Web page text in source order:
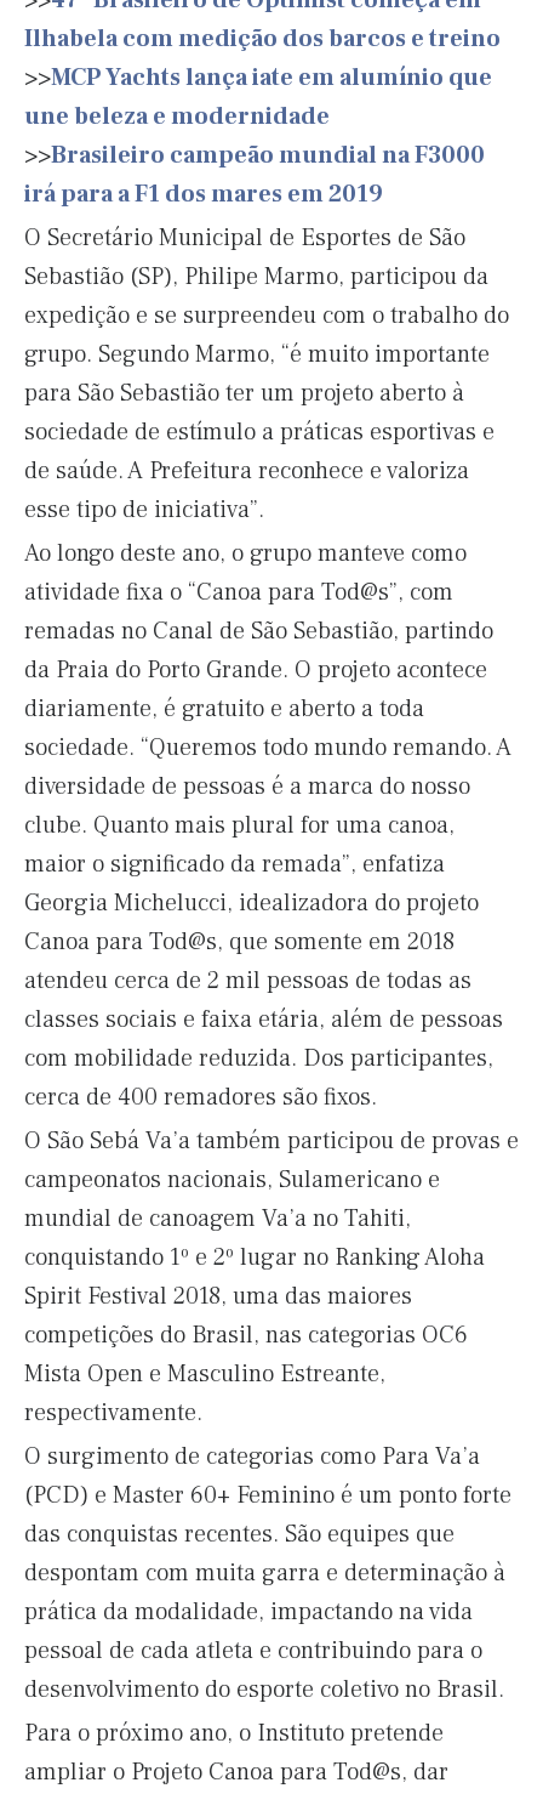
Ilhabela com medição dos barcos e treino
>>MCP Yachts lança iate em alumínio que
une beleza e modernidade
>>Brasileiro campeão mundial na F3000
irá para a F1 dos mares em 2019
O Secretário Municipal de Esportes de São
Sebastião (SP), Philipe Marmo, participou da
expedição e se surpreendeu com o trabalho do
grupo. Segundo Marmo, “é muito importante
para São Sebastião ter um projeto aberto à
sociedade de estímulo a práticas esportivas e
de saúde. A Prefeitura reconhece e valoriza
esse tipo de iniciativa”.
Ao longo deste ano, o grupo manteve como
atividade fixa o “Canoa para Tod@s”, com
remadas no Canal de São Sebastião, partindo
da Praia do Porto Grande. O projeto acontece
diariamente, é gratuito e aberto a toda
sociedade. “Queremos todo mundo remando. A
diversidade de pessoas é a marca do nosso
clube. Quanto mais plural for uma canoa,
maior o significado da remada”, enfatiza
Georgia Michelucci, idealizadora do projeto
Canoa para Tod@s, que somente em 2018
atendeu cerca de 2 mil pessoas de todas as
classes sociais e faixa etária, além de pessoas
com mobilidade reduzida. Dos participantes,
cerca de 400 remadores são fixos.
O São Sebá Va’a também participou de provas e
campeonatos nacionais, Sulamericano e
mundial de canoagem Va’a no Tahiti,
conquistando 1º e 2º lugar no Ranking Aloha
Spirit Festival 2018, uma das maiores
competições do Brasil, nas categorias OC6
Mista Open e Masculino Estreante,
respectivamente.
O surgimento de categorias como Para Va’a
(PCD) e Master 60+ Feminino é um ponto forte
das conquistas recentes. São equipes que
despontam com muita garra e determinação à
prática da modalidade, impactando na vida
pessoal de cada atleta e contribuindo para o
desenvolvimento do esporte coletivo no Brasil.
Para o próximo ano, o Instituto pretende
ampliar o Projeto Canoa para Tod@s, dar